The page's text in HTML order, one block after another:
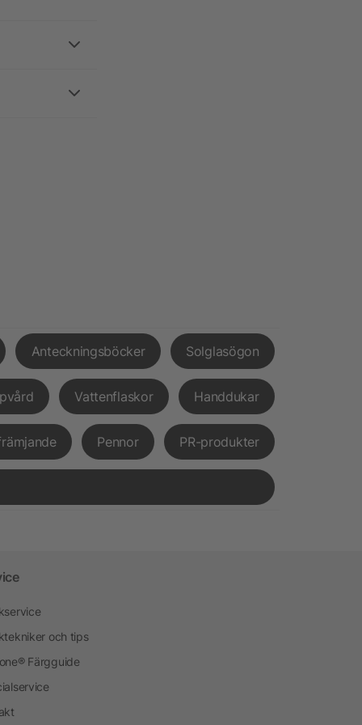
Anteckningsböcker Solglasögon
Vattenflaskor Handdukar
Pennor PR-produkter
och tips
Färgguide